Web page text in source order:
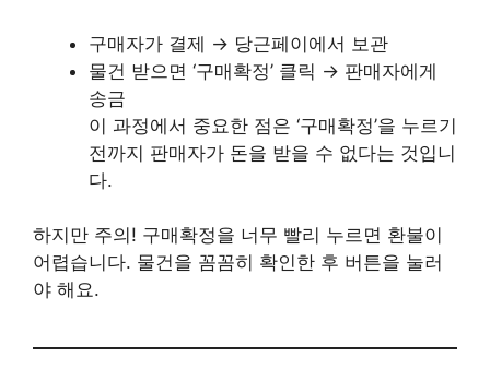
구매자가 결제 → 당근페이에서 보관
물건 받으면 ‘구매확정’ 클릭 → 판매자에게
송금
이 과정에서 중요한 점은 ‘구매확정’을 누르기
전까지 판매자가 돈을 받을 수 없다는 것입니
다.
하지만 주의! 구매확정을 너무 빨리 누르면 환불이
어렵습니다. 물건을 꼼꼼히 확인한 후 버튼을 눌러
야 해요.